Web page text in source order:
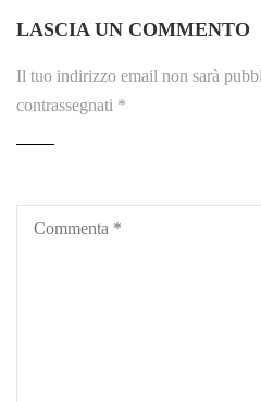
LASCIA UN COMMENTO
Il tuo indirizzo email non sarà
contrassegnati *